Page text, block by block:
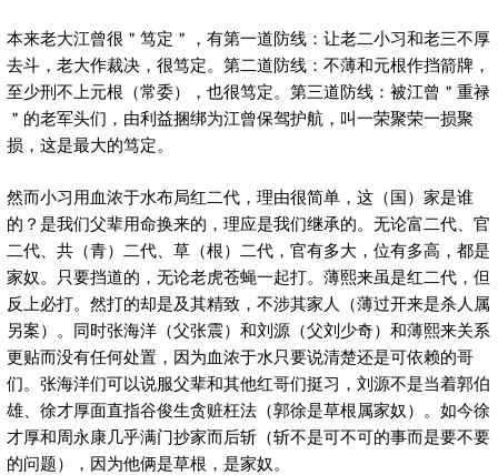
本来老大江曾很＂笃定＂，有第一道防线：让老二小习和老三不厚
去斗，老大作裁决，很笃定。第二道防线：不薄和元根作挡箭牌，
至少刑不上元根（常委），也很笃定。第三道防线：被江曾＂重禄
＂的老军头们，由利益捆绑为江曾保驾护航，叫一荣聚荣一损聚
损，这是最大的笃定。
然而小习用血浓于水布局红二代，理由很简单，这（国）家是谁
的？是我们父辈用命换来的，理应是我们继承的。无论富二代、官
二代、共（青）二代、草（根）二代，官有多大，位有多高，都是
家奴。只要挡道的，无论老虎苍蝇一起打。薄熙来虽是红二代，但
反上必打。然打的却是及其精致，不涉其家人（薄过开来是杀人属
另案）。同时张海洋（父张震）和刘源（父刘少奇）和薄熙来关系
更贴而没有任何处置，因为血浓于水只要说清楚还是可依赖的哥
们。张海洋们可以说服父辈和其他红哥们挺习，刘源不是当着郭伯
雄、徐才厚面直指谷俊生贪赃枉法（郭徐是草根属家奴）。如今徐
才厚和周永康几乎满门抄家而后斩（斩不是可不可的事而是要不要
的问题），因为他俩是草根，是家奴。